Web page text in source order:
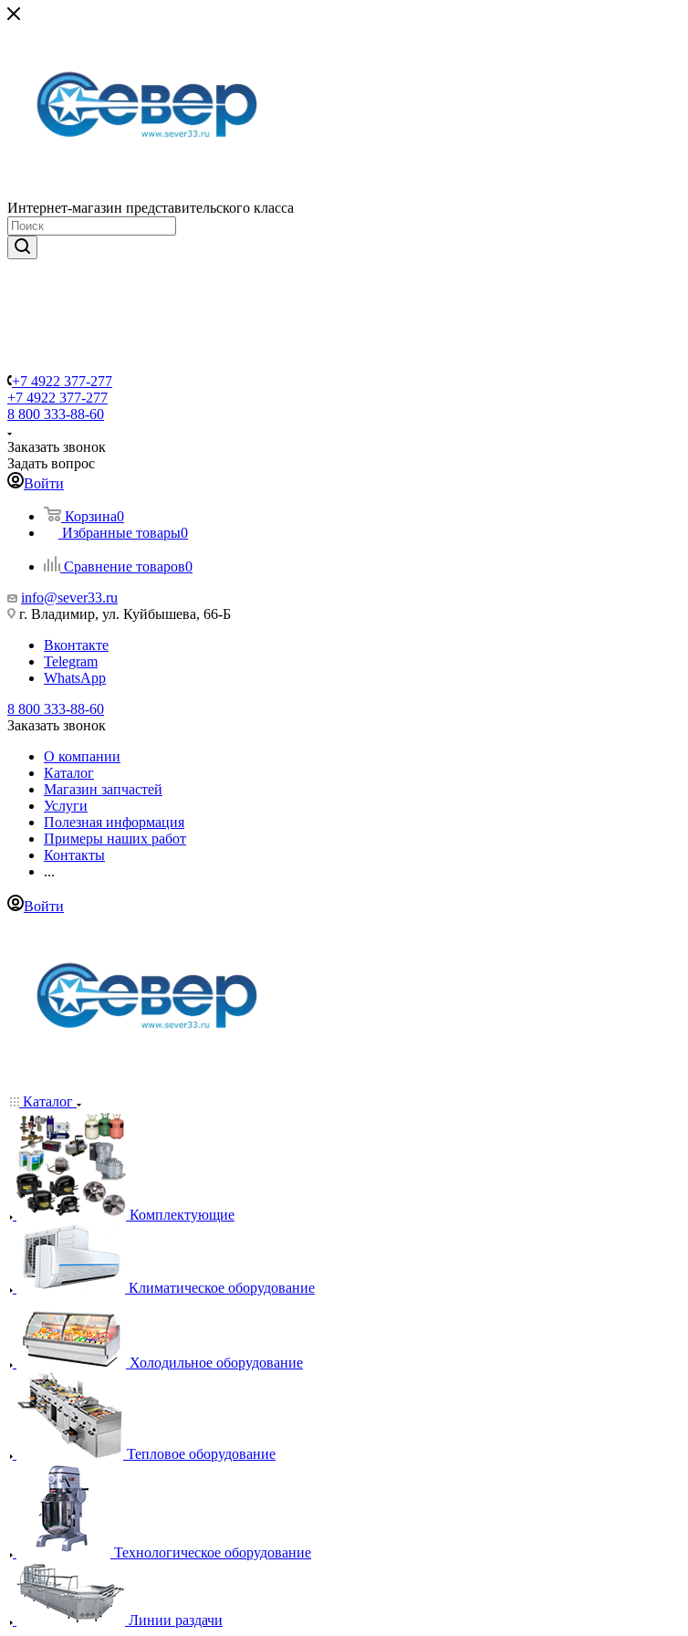
Интернет-магазин представительского класса
+7 4922 377-277
+7 4922 377-277
8 800 333-88-60
Заказать звонок
Задать вопрос
Войти
Корзина0
Избранные товары0
Сравнение товаров0
info@sever33.ru
г. Владимир, ул. Куйбышева, 66-Б
Вконтакте
Telegram
WhatsApp
8 800 333-88-60
Заказать звонок
О компании
Каталог
Магазин запчастей
Услуги
Полезная информация
Примеры наших работ
Контакты
...
Войти
Каталог
Комплектующие
Климатическое оборудование
Холодильное оборудование
Тепловое оборудование
Технологическое оборудование
Линии раздачи